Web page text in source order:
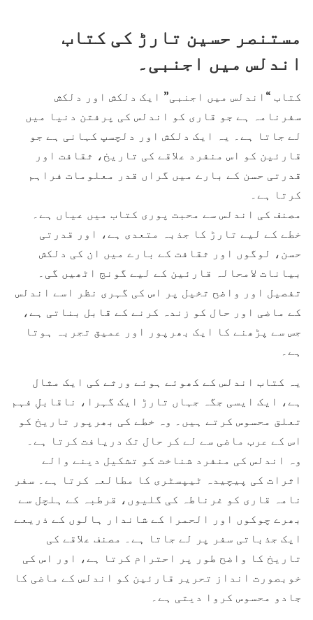
مستنصر حسین تارڑ کی کتاب
اندلس میں اجنبی۔
کتاب “اندلس میں اجنبی” ایک دلکش اور دلکش
سفرنامہ ہے جو قاری کو اندلس کی پرفتن دنیا میں
لے جاتا ہے۔ یہ ایک دلکش اور دلچسپ کہانی ہے جو
قارئین کو اس منفرد علاقے کی تاریخ، ثقافت اور
قدرتی حسن کے بارے میں گراں قدر معلومات فراہم
کرتا ہے۔
مصنف کی اندلس سے محبت پوری کتاب میں عیاں ہے۔
خطے کے لیے تارڑ کا جذبہ متعدی ہے، اور قدرتی
حسن، لوگوں اور ثقافت کے بارے میں ان کی دلکش
بیانات لامحالہ قارئین کے لیے گونج اٹھیں گی۔
تفصیل اور واضح تخیل پر اس کی گہری نظر اسے اندلس
کے ماضی اور حال کو زندہ کرنے کے قابل بناتی ہے،
جس سے پڑھنے کا ایک بھرپور اور عمیق تجربہ ہوتا
ہے۔
یہ کتاب اندلس کے کھوئے ہوئے ورثے کی ایک مثال
ہے، ایک ایسی جگہ جہاں تارڑ ایک گہرا، ناقابلِ فہم
تعلق محسوس کرتے ہیں۔ وہ خطے کی بھرپور تاریخ کو
اس کے عرب ماضی سے لے کر حال تک دریافت کرتا ہے۔
وہ اندلس کی منفرد شناخت کو تشکیل دینے والے
اثرات کی پیچیدہ ٹیپسٹری کا مطالعہ کرتا ہے۔ سفر
نامہ قاری کو غرناطہ کی گلیوں، قرطبہ کے ہلچل سے
بھرے چوکوں اور الحمرا کے شاندار ہالوں کے ذریعے
ایک جذباتی سفر پر لے جاتا ہے۔ مصنف علاقے کی
تاریخ کا واضح طور پر احترام کرتا ہے، اور اس کی
خوبصورت انداز تحریر قارئین کو اندلس کے ماضی کا
جادو محسوس کروا دیتی ہے۔